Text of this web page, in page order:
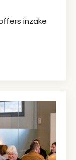
inzake